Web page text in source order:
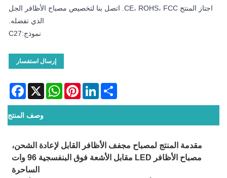
اجتاز المنتج CE، ROHS، FCC. اتصل بنا لتخصيص مصباح الأظافر الجل
الذي تفضله.
نموذج:C27
إرسال استفسار
X
WhatsAppPinterestLinkedInShare
وصف المنتج
مقدمة المنتج لمصباح مجفف الأظافر القابل لإعادة الشحن،
مصباح الأظافر LED مقابل الأشعة فوق البنفسجية 96 وات
الساحرة